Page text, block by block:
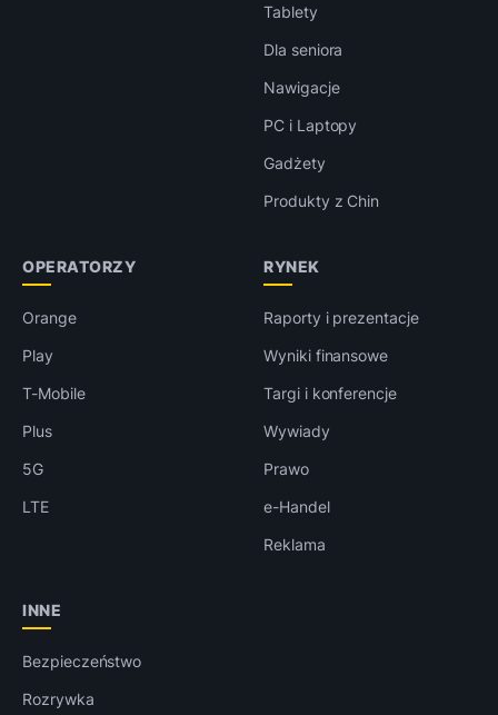
Tablety
Dla seniora
Nawigacje
PC i Laptopy
Gadżety
Produkty z Chin
OPERATORZY
Orange
Play
T-Mobile
Plus
5G
LTE
RYNEK
Raporty i prezentacje
Wyniki finansowe
Targi i konferencje
Wywiady
Prawo
e-Handel
Reklama
INNE
Bezpieczeństwo
Rozrywka